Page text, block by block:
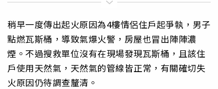
稍早一度傳出起火原因為4樓情侶住戶起爭執，男子
點燃瓦斯桶，導致氣爆火警，房屋也冒出陣陣濃
煙。不過搜救單位沒有在現場發現瓦斯桶，且該住
戶使用天然氣，天然氣的管線皆正常，有關確切失
火原因仍待調查釐清。